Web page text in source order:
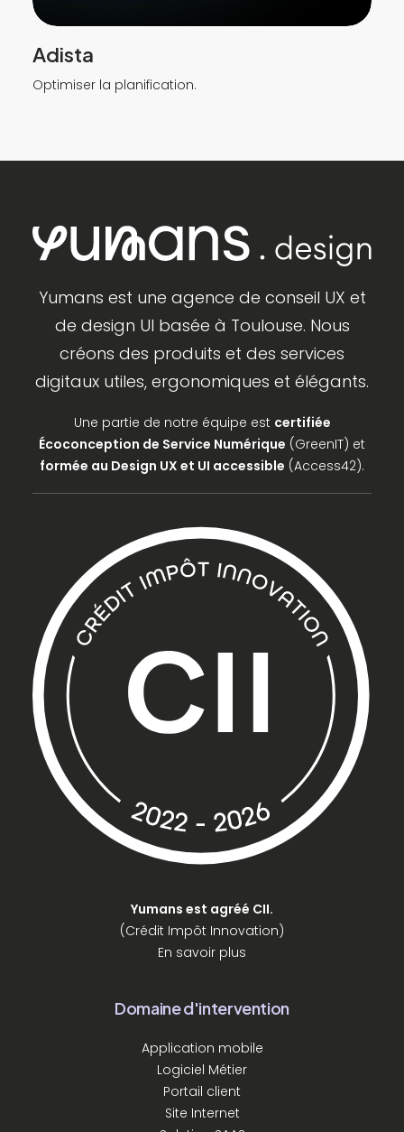
Adista
Optimiser la planification.
Yumans est une agence de conseil UX et
de design UI basée à Toulouse. Nous
créons des produits et des services
digitaux utiles, ergonomiques et élégants.
Une partie de notre équipe est certifiée
Écoconception de Service Numérique (GreenIT) et
formée au Design UX et UI accessible (Access42).
Yumans est agréé CII.
(Crédit Impôt Innovation)
En savoir plus
Domaine d'intervention
Application mobile
Logiciel Métier
Portail client
Site Internet